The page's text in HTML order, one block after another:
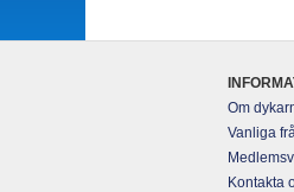
Om
Vanliga
Kontakta